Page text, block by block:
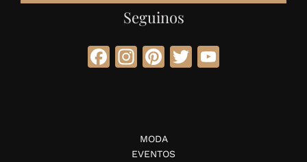
Seguinos
Facebook
Instagram
Pinterest
Twitter
MODA
EVENTOS